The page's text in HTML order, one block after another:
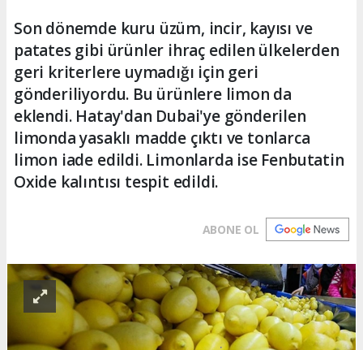
Son dönemde kuru üzüm, incir, kayısı ve
patates gibi ürünler ihraç edilen ülkelerden
geri kriterlere uymadığı için geri
gönderiliyordu. Bu ürünlere limon da
eklendi. Hatay'dan Dubai'ye gönderilen
limonda yasaklı madde çıktı ve tonlarca
limon iade edildi. Limonlarda ise Fenbutatin
Oxide kalıntısı tespit edildi.
ABONE OL